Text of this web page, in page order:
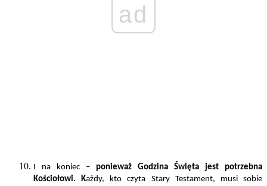
ad
I na koniec – ponieważ Godzina Święta jest potrzebna
Kościołowi. Każdy, kto czyta Stary Testament, musi sobie